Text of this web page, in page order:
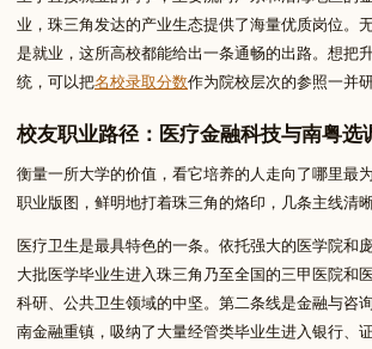
业，珠三角发达的产业生态提供了海量优质岗位。
是就业，这所高校都能给出一条通畅的出路。想把
统，可以把名校录取分数作为院校层次的参照一并研
校友职业路径：医疗金融科技与南粤选
衡量一所大学的价值，看它培养的人走向了哪里最
职业版图，鲜明地打着珠三角的烙印，几条主线清晰
医疗卫生是最具特色的一条。依托强大的医学院和
大批医学毕业生进入珠三角乃至全国的三甲医院和
科研、公共卫生领域的中坚。第二条线是金融与咨
南金融重镇，吸纳了大量经管类毕业生进入银行、